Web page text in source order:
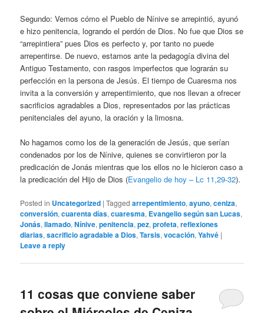
Segundo: Vemos cómo el Pueblo de Nínive se arrepintió, ayunó
e hizo penitencia, logrando el perdón de Dios. No fue que Dios se
“arrepintiera” pues Dios es perfecto y, por tanto no puede
arrepentirse. De nuevo, estamos ante la pedagogía divina del
Antiguo Testamento, con rasgos imperfectos que lograrán su
perfección en la persona de Jesús. El tiempo de Cuaresma nos
invita a la conversión y arrepentimiento, que nos llevan a ofrecer
sacrificios agradables a Dios, representados por las prácticas
penitenciales del ayuno, la oración y la limosna.
No hagamos como los de la generación de Jesús, que serían
condenados por los de Nínive, quienes se convirtieron por la
predicación de Jonás mientras que los ellos no le hicieron caso a
la predicación del Hijo de Dios (Evangelio de hoy – Lc 11,29-32).
Posted in Uncategorized |Tagged arrepentimiento,ayuno,ceniza,
conversión,cuarenta días,cuaresma, Evangelio según san Lucas,
Jonás,llamado,Nínive,penitencia,pez,profeta,reflexiones
diarias,sacrificio agradable a Dios,Tarsis,vocación,Yahvé |
Leave a reply
11 cosas que conviene saber